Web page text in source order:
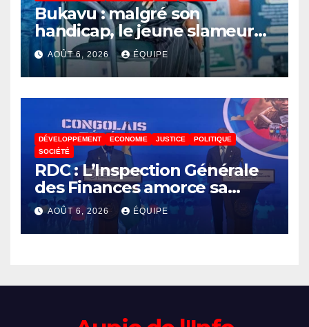
Bukavu : malgré son
handicap, le jeune slameur
Akonkwa Kenyata Bernard
lance un appel à la solidarité
pour poursuivre ses études
AOÛT 6, 2026 ÉQUIPE
DÉVELOPPEMENT ECONOMIE JUSTICE
POLITIQUE
SOCIÉTÉ
RDC : L’Inspection Générale
des Finances amorce sa
révolution numérique pour
un contrôle permanent des
finances publiques
AOÛT 6, 2026 ÉQUIPE